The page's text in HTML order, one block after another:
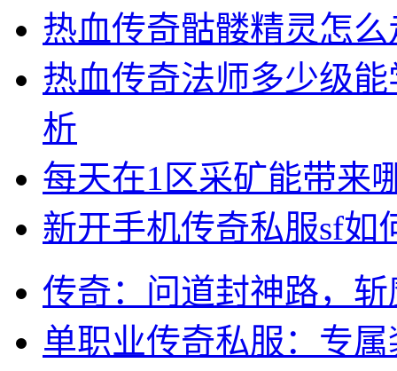
热血传奇骷髅精灵怎
热血传奇法师多少级
析
每天在1区采矿能带来
新开手机传奇私服sf如
传奇：问道封神路，
单职业传奇私服：专